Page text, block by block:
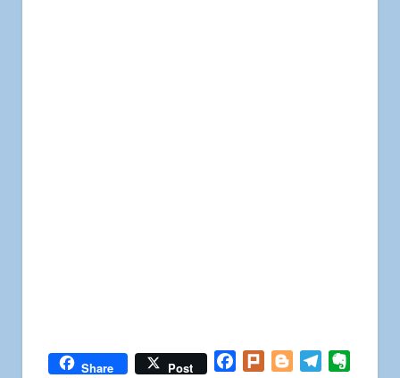
Share Post Facebook
Plurk BloggerTelegram